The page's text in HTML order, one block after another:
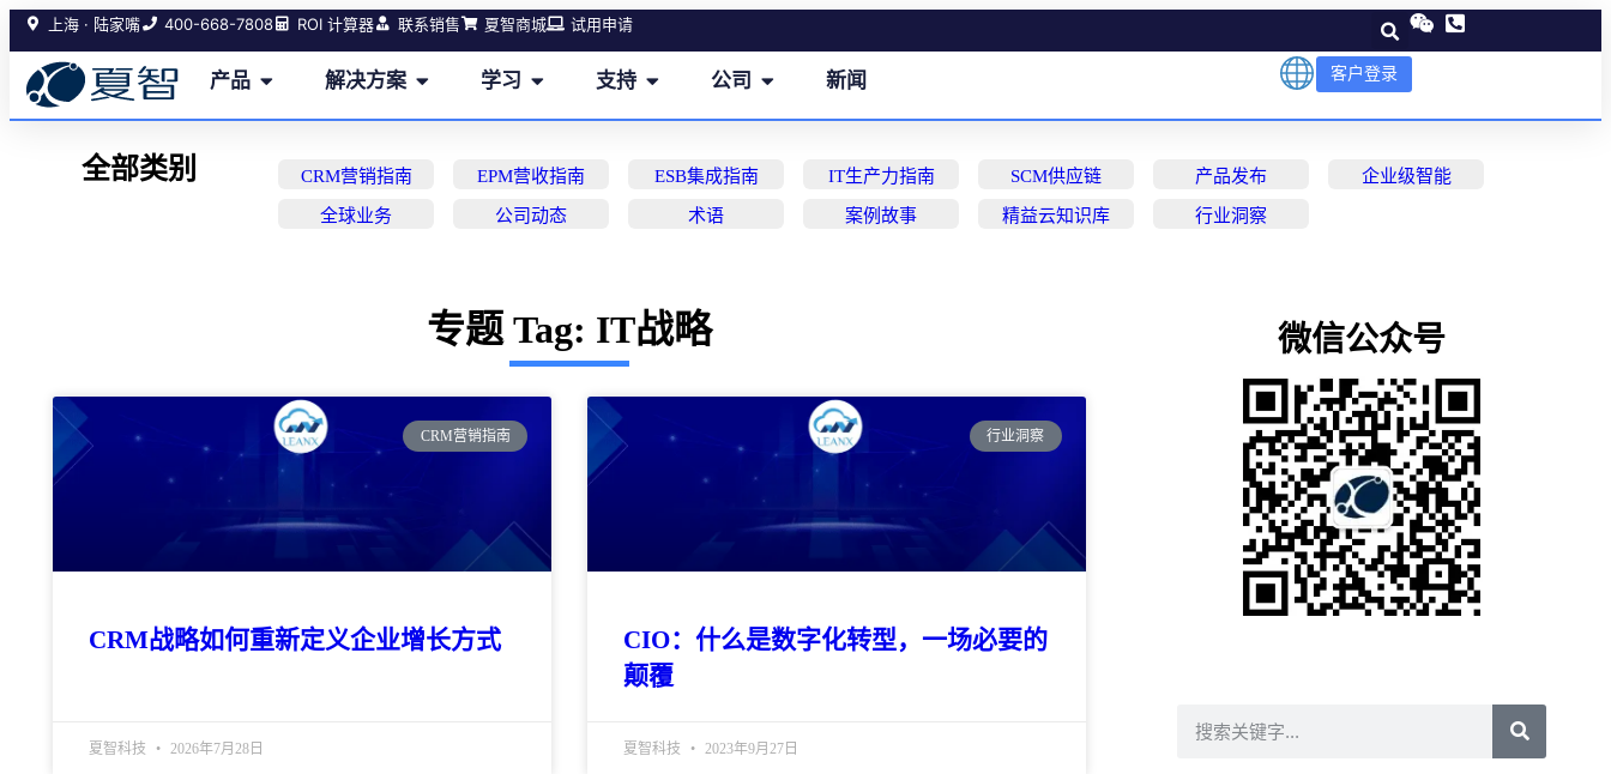
上海 · 陆家嘴 400-668-7808 ROI 计算器 联系销售 夏智商城 试用申请
产品 解决方案 学习 支持 公司 新闻 客户登录
全部类别 CRM营销指南 EPM营收指南 ESB集成指南 IT生产力指南 SCM供应链 产品发布 企业级智能
全球业务 公司动态 术语 案例故事 精益云知识库 行业洞察
专题 Tag: IT战略
CRM营销指南
CRM战略如何重新定义企业增长方式
夏智科技 2026年7月28日
行业洞察
CIO：什么是数字化转型，一场必要的
颠覆
夏智科技 2023年9月27日
微信公众号